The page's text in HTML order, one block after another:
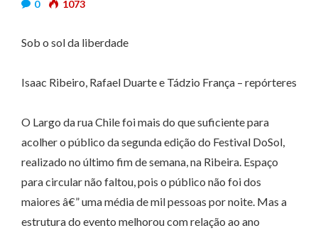
0 1073
Sob o sol da liberdade
Isaac Ribeiro, Rafael Duarte e Tádzio França – repórteres
O Largo da rua Chile foi mais do que suficiente para
acolher o público da segunda edição do Festival DoSol,
realizado no último fim de semana, na Ribeira. Espaço
para circular não faltou, pois o público não foi dos
maiores â€” uma média de mil pessoas por noite. Mas a
estrutura do evento melhorou com relação ao ano